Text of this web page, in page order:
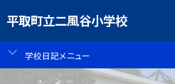
平取町立二風谷小学校
学校日記メニュー